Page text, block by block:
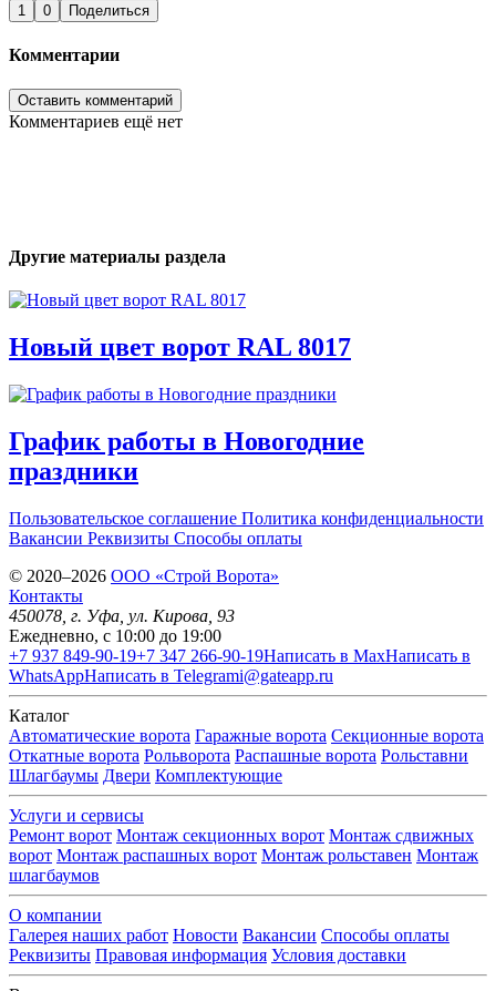
1 0 Поделиться
Комментарии
Оставить комментарий
Комментариев ещё нет
Другие материалы раздела
Новый цвет ворот RAL 8017
График работы в Новогодние
праздники
Пользовательское соглашение Политика конфиденциальности
Вакансии Реквизиты Способы оплаты
© 2020–2026 OOO «Строй Ворота»
Контакты
450078 , г. Уфа ул. Кирова, 93
Ежедневно, с 10:00 до 19:00
+7 937 849-90-19+7 347 266-90-19Написать в MaxНаписать в
WhatsAppНаписать в Telegrami@gateapp.ru
Каталог
Автоматические ворота Гаражные ворота Секционные ворота
Откатные ворота Рольворота Распашные ворота Рольставни
Шлагбаумы Двери Комплектующие
Услуги и сервисы
Ремонт ворот Монтаж секционных ворот Монтаж сдвижных
ворот Монтаж распашных ворот Монтаж рольставен Монтаж
шлагбаумов
О компании
Галерея наших работ Новости Вакансии Способы оплаты
Реквизиты Правовая информация Условия доставки